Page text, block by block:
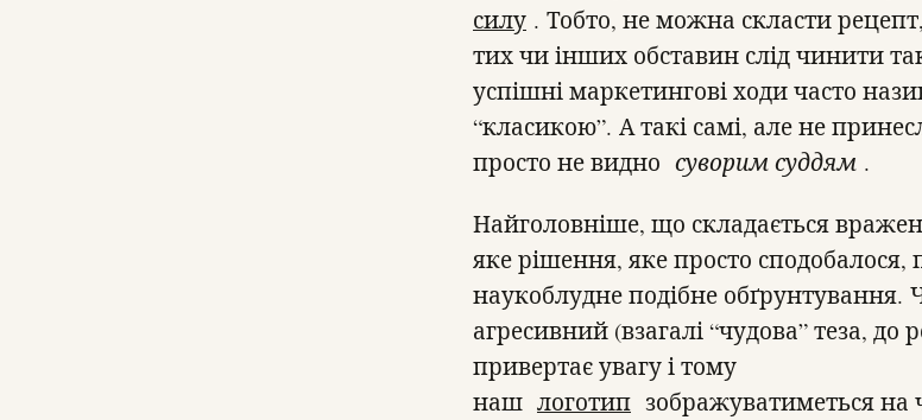
силу . Тобто, не можна скласти
тих чи інших обставин слід чинити
успішні маркетингові ходи часто
“класикою”. А такі самі, але не
просто не видно суворим суддям .
Найголовніше, що складається
яке рішення, яке просто сподобалося,
наукоблудне подібне обґрунтування.
агресивний (взагалі “чудова” теза, до
привертає увагу і тому
наш логотип зображуватиметься на